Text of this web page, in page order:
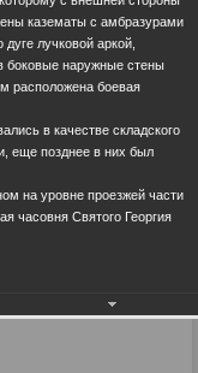
казематы с амбразурами
лучковой аркой,
боковые наружные стены
расположена боевая
в качестве складского
еще позднее в них был
на уровне проезжей части
часовня Святого Георгия